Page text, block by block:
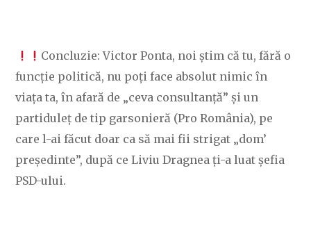
Concluzie: Victor Ponta, noi știm că tu, fără o
funcție politică, nu poți face absolut nimic în
viața ta, în afară de „ceva consultanță” și un
partiduleț de tip garsonieră (Pro România), pe
care l-ai făcut doar ca să mai fii strigat „dom’
președinte”, după ce Liviu Dragnea ți-a luat șefia
PSD-ului.